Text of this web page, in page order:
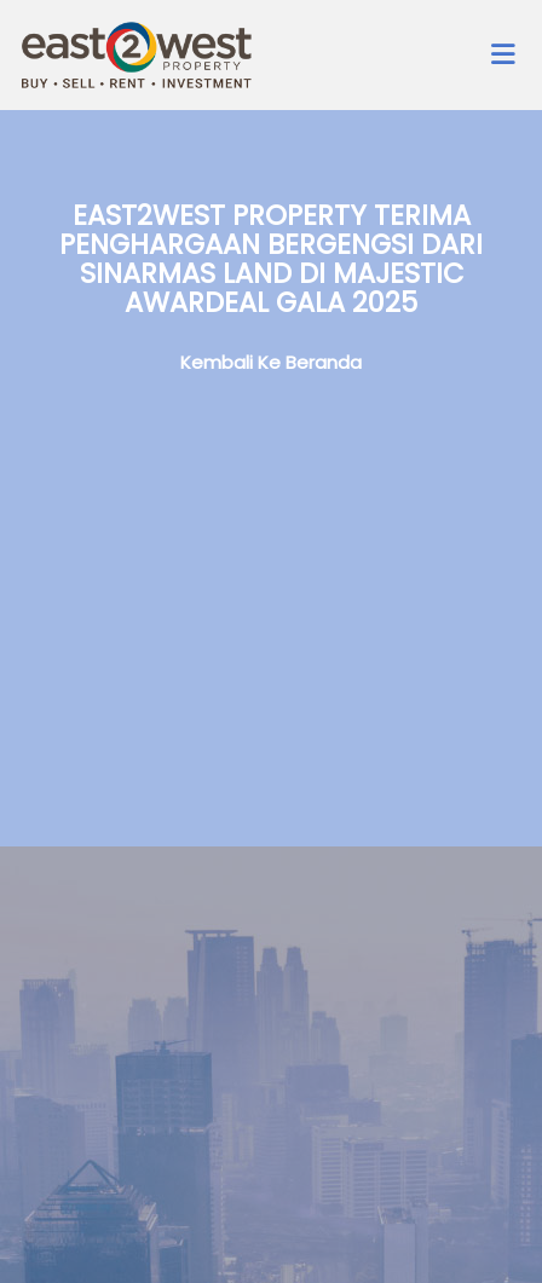
EAST2WEST PROPERTY TERIMA
PENGHARGAAN BERGENGSI DARI
SINARMAS LAND DI MAJESTIC
AWARDEAL GALA 2025
Kembali Ke Beranda